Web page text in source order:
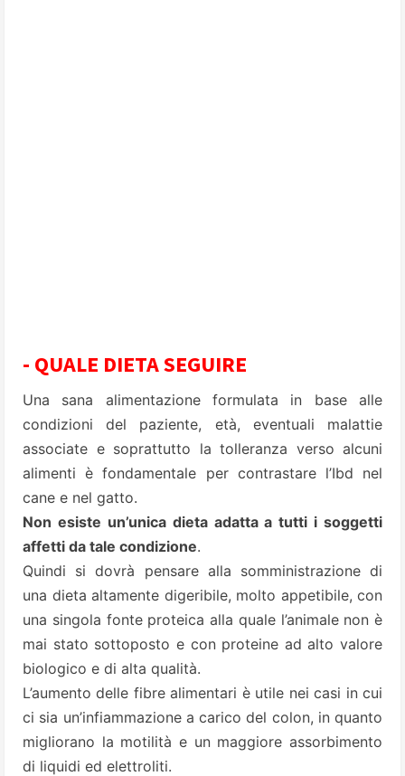
- QUALE DIETA SEGUIRE
Una sana alimentazione formulata in base alle
condizioni del paziente, età, eventuali malattie
associate e soprattutto la tolleranza verso alcuni
alimenti è fondamentale per contrastare l’Ibd nel
cane e nel gatto.
Non esiste un’unica dieta adatta a tutti i soggetti
affetti da tale condizione.
Quindi si dovrà pensare alla somministrazione di
una dieta altamente digeribile, molto appetibile, con
una singola fonte proteica alla quale l’animale non è
mai stato sottoposto e con proteine ad alto valore
biologico e di alta qualità.
L’aumento delle fibre alimentari è utile nei casi in cui
ci sia un’infiammazione a carico del colon, in quanto
migliorano la motilità e un maggiore assorbimento
di liquidi ed elettroliti.